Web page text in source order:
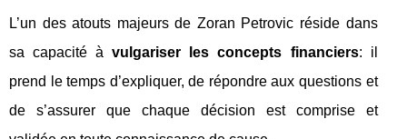
L’un des atouts majeurs de Zoran Petrovic réside dans
sa capacité àvulgariser les concepts financiers: il
prend le temps d’expliquer, de répondre aux questions et
de s’assurer que chaque décision est comprise et